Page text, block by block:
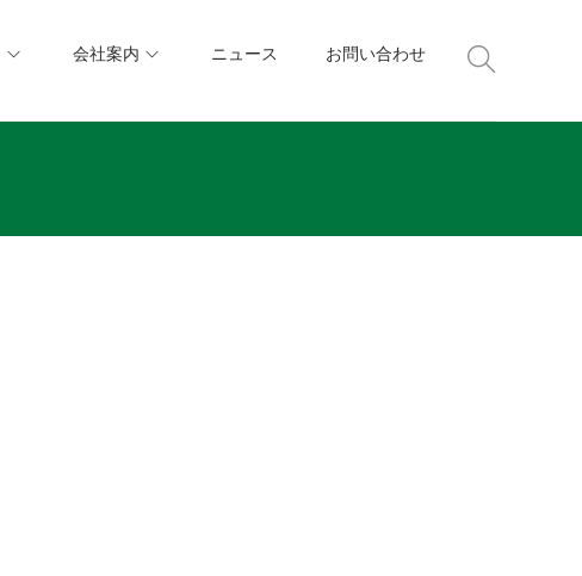
会社案内 ニュース お問い合わせ